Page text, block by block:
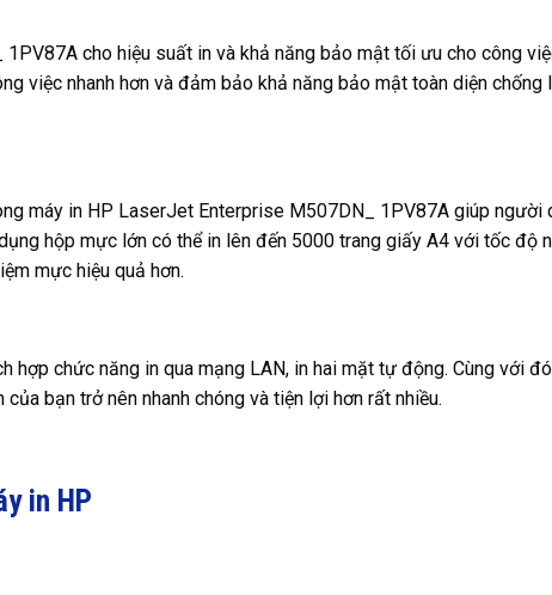
cho hiệu suất in và khả năng bảo mật tối ưu cho công
việc nhanh hơn và đảm bảo khả năng bảo mật toàn diện chống
máy in HP LaserJet Enterprise M507DN_ 1PV87A giúp người
hộp mực lớn có thể in lên đến 5000 trang giấy A4 với tốc độ
mực hiệu quả hơn.
hợp chức năng in qua mạng LAN, in hai mặt tự động. Cùng với
bạn trở nên nhanh chóng và tiện lợi hơn rất nhiều.
in HP